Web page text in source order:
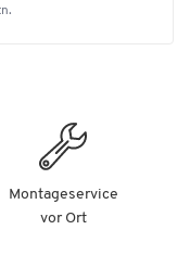
Montageservice
vor Ort